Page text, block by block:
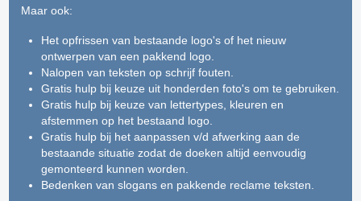
Maar ook:
Het opfrissen van bestaande logo's of het nieuw
ontwerpen van een pakkend logo.
Nalopen van teksten op schrijf fouten.
Gratis hulp bij keuze uit honderden foto's om te gebruiken.
Gratis hulp bij keuze van lettertypes, kleuren en
afstemmen op het bestaand logo.
Gratis hulp bij het aanpassen v/d afwerking aan de
bestaande situatie zodat de doeken altijd eenvoudig
gemonteerd kunnen worden.
Bedenken van slogans en pakkende reclame teksten.